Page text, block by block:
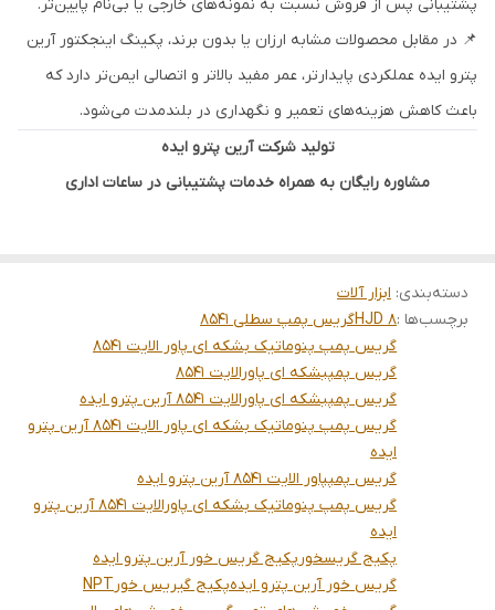
پشتیبانی پس از فروش نسبت به نمونه‌های خارجی یا بی‌نام پایین‌تر.
📌 در مقابل محصولات مشابه ارزان یا بدون برند، پکینگ اینجکتور آرین
پترو ایده عملکردی پایدارتر، عمر مفید بالاتر و اتصالی ایمن‌تر دارد که
باعث کاهش هزینه‌های تعمیر و نگهداری در بلندمدت می‌شود.
تولید شرکت آرین پترو ایده
مشاوره رایگان به همراه خدمات پشتیبانی در ساعات اداری
دسته‌بندی: ابزار آلات
برچسب‌ها :HJD 8گریس پمپ سطلی 8541
گریس پمپ پنوماتیک بشکه ای پاور الایت 8541
گریس پمپبشکه ای پاورالایت 8541
گریس پمپبشکه ای پاورالایت 8541 آرین پترو ایده
گریس پمپ پنوماتیک بشکه ای پاور الایت 8541 آرین پترو
ایده
گریس پمپپاور الایت 8541 آرین پترو ایده
گریس پمپ پنوماتیک بشکه ای پاورالایت 8541 آرین پترو
ایده
پکیج گریسخور پکیج گریس خور آرین پترو ایده
گریس خور آرین پترو ایدهپکیج گیریس خور NPT